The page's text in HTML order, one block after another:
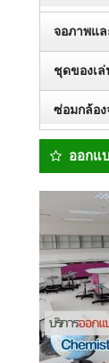
จอภาพแล
ชุดของเล่
ซ่อมกล้อ
ออกแ